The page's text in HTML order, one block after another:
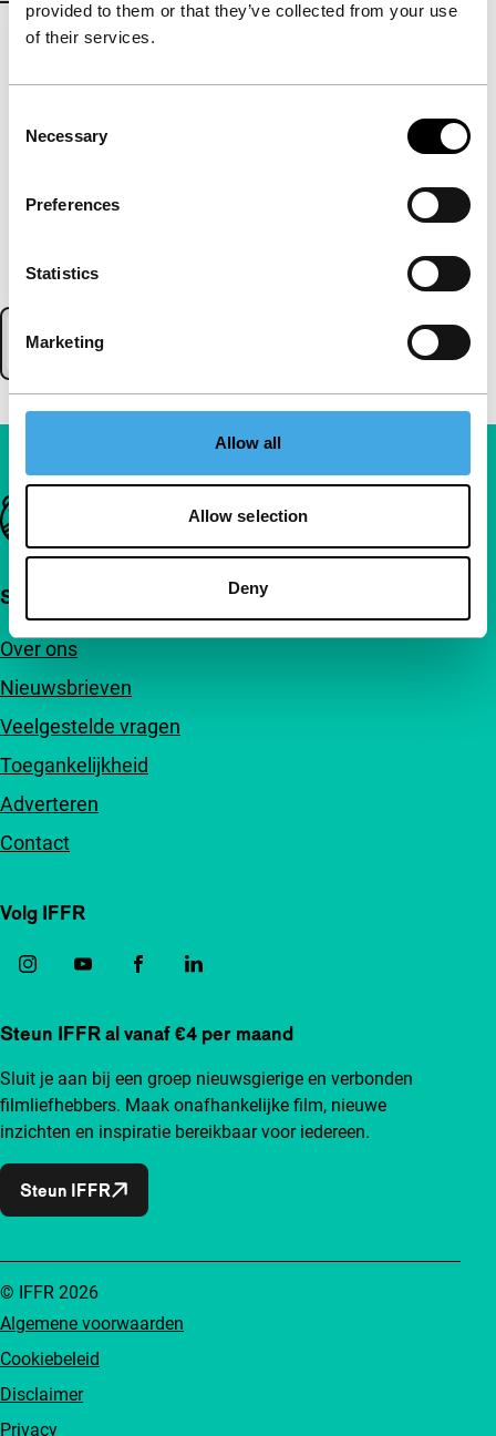
provided to them or that they’ve collected from your use
of their services.
Selection
Necessary
Preferences
Statistics
Marketing
Allow all
Allow selection
Deny
Belangrijke links
Snel naar
Over ons
Nieuwsbrieven
Veelgestelde vragen
Toegankelijkheid
Adverteren
Contact
Volg IFFR
Steun IFFR al vanaf €4 per maand
Sluit je aan bij een groep nieuwsgierige en verbonden
filmliefhebbers. Maak onafhankelijke film, nieuwe
inzichten en inspiratie bereikbaar voor iedereen.
Steun IFFR
Algemene voorwaarden
Cookiebeleid
Disclaimer
Privacy
© IFFR 2026